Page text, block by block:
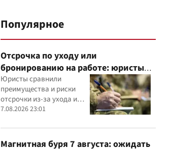
Популярное
Отсрочка по уходу или
бронированию на работе: юристы
объяснили, что надежнее
Юристы сравнили
преимущества и риски
отсрочки из-за ухода и
бронирования работника
предприятием
7.08.2026 23:01
Магнитная буря 7 августа: ожидать